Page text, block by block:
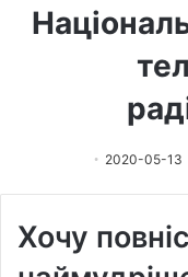
2020-05-13
Хочу